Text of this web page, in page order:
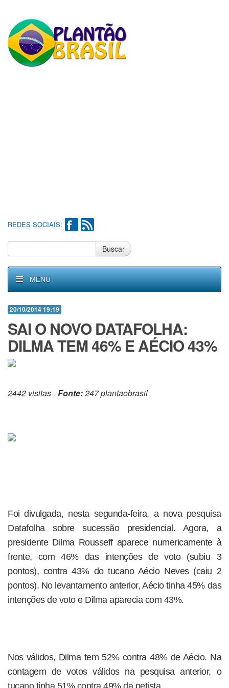
REDES SOCIAIS:
Buscar
MENU
20/10/2014 19:19
SAI O NOVO DATAFOLHA:
DILMA TEM 46% E AÉCIO 43%
2442 visitas -Fonte:247 plantaobrasil
Foi divulgada, nesta segunda-feira, a nova pesquisa
Datafolha sobre sucessão presidencial. Agora, a
presidente Dilma Rousseff aparece numericamente à
frente, com 46% das intenções de voto (subiu 3
pontos), contra 43% do tucano Aécio Neves (caiu 2
pontos). No levantamento anterior, Aécio tinha 45% das
intenções de voto e Dilma aparecia com 43%.
Nos válidos, Dilma tem 52% contra 48% de Aécio. Na
contagem de votos válidos na pesquisa anterior, o
tucano tinha 51% contra 49% da petista.